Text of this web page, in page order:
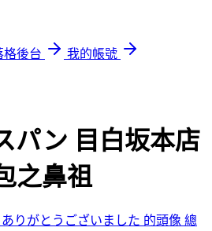
格後台
我的帳號
パン 目白坂本店
之鼻祖
總